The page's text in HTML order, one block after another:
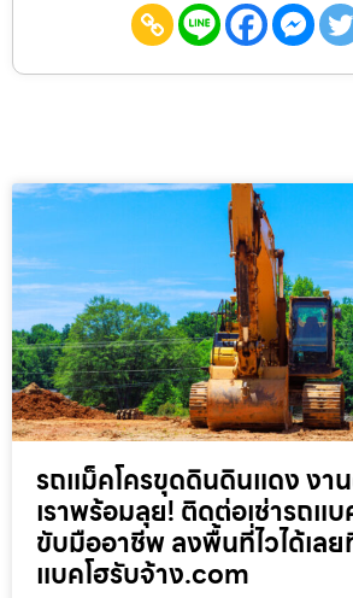
รถแม็คโครขุดดินดินแดง งา
เราพร้อมลุย! ติดต่อเช่ารถแ
ขับมืออาชีพ ลงพื้นที่ไวได้เล
แบคโฮรับจ้าง.com